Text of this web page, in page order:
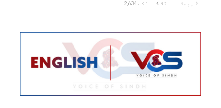
پچھلا اگلا 1 کے 2,634